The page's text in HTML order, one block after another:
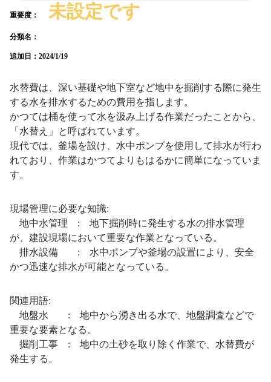
重要度： 未設定です
分類名：
追加日： 2024/1/19
水替費は、深い基礎や地下室など地中を掘削する際に発生
する水を排水するための費用を指します。
かつては桶を使って水を汲み上げる作業だったことから、
「水替え」と呼ばれています。
現代では、釜場を設け、水中ポンプを使用して排水が行わ
れており、作業はかつてよりもはるかに簡単になっていま
す。
現場管理に必要な知識:
地中水管理 : 地下掘削時に発生する水の排水管理
が、建設現場において重要な作業となっている。
排水設備 : 水中ポンプや釜場の設置により、安全
かつ迅速な排水が可能となっている。
関連用語:
地盤水 : 地中から湧き出る水で、地盤調査などで
重要な要素となる。
掘削工事 : 地中の土砂を取り除く作業で、水替費が
発生する。